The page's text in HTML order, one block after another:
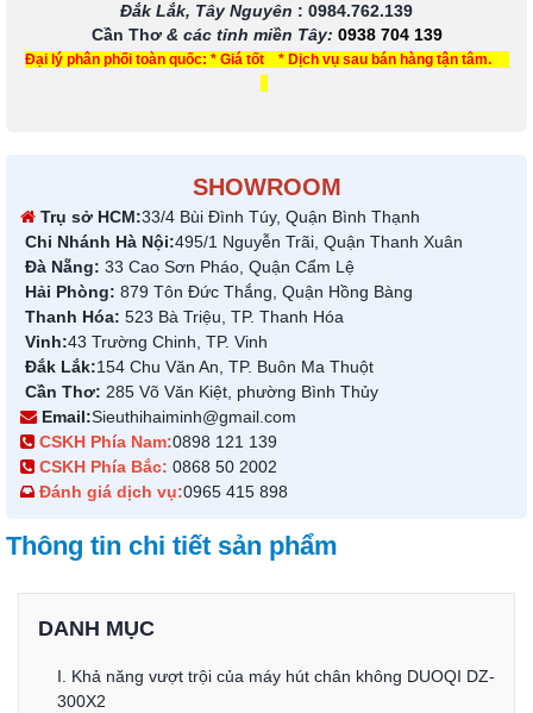
Đắk Lắk, Tây Nguyên : 0984.762.139
Cần Thơ & các tỉnh miền Tây: 0938 704 139
Đại lý phân phối toàn quốc: * Giá tốt * Dịch vụ sau bán hàng tận tâm.
SHOWROOM
Trụ sở HCM:33/4 Bùi Đình Túy, Quận Bình Thạnh
Chi Nhánh Hà Nội:495/1 Nguyễn Trãi, Quận Thanh Xuân
Đà Nẵng: 33 Cao Sơn Pháo, Quận Cẩm Lệ
Hải Phòng: 879 Tôn Đức Thắng, Quận Hồng Bàng
Thanh Hóa: 523 Bà Triệu, TP. Thanh Hóa
Vinh:43 Trường Chinh, TP. Vinh
Đắk Lắk:154 Chu Văn An, TP. Buôn Ma Thuột
Cần Thơ: 285 Võ Văn Kiệt, phường Bình Thủy
Email:Sieuthihaiminh@gmail.com
CSKH Phía Nam:0898 121 139
CSKH Phía Bắc: 0868 50 2002
Đánh giá dịch vụ:0965 415 898
Thông tin chi tiết sản phẩm
DANH MỤC
I. Khả năng vượt trội của máy hút chân không DUOQI DZ-
300X2